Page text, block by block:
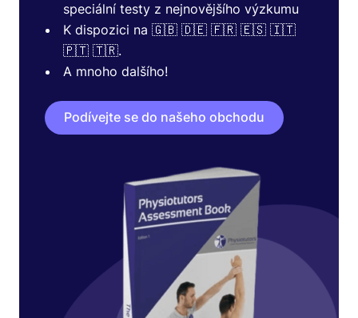
speciální testy z nejnovějšího výzkumu
K dispozici na 🇬🇧 🇩🇪 🇫🇷 🇪🇸 🇮🇹
🇵🇹 🇹🇷.
A mnoho dalšího!
Podívejte se do našeho obchodu